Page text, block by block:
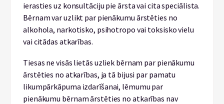
ierasties uz konsultāciju pie ārsta vai cita speciālista.
Bērnam var uzlikt par pienākumu ārstēties no
alkohola, narkotisko, psihotropo vai toksisko vielu
vai citādas atkarības.
Tiesas ne visās lietās uzliek bērnam par pienākumu
ārstēties no atkarības, ja tā bijusi par pamatu
likumpārkāpuma izdarīšanai, lēmumu par
pienākumu bērnam ārstēties no atkarības nav